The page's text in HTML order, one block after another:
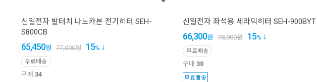
신일전자 발터치 나노카본 전기히터 SEH-
S800CB
65,450원 77,000원 15%
무료배송
구매 34
신일전자 좌석용 세라믹히터 SEH-900BYT
66,300원 78,000원 15%
무료배송
구매 30